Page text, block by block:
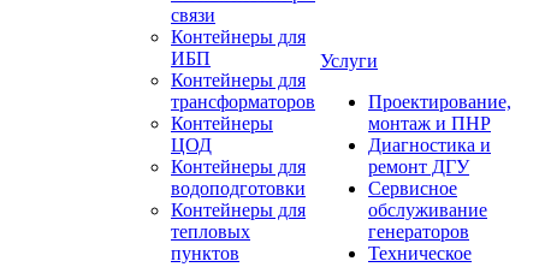
связи
Контейнеры для
ИБП
Контейнеры для
трансформаторов
Контейнеры
ЦОД
Контейнеры для
водоподготовки
Контейнеры для
тепловых
пунктов
Услуги
Проектирование,
монтаж и ПНР
Диагностика и
ремонт ДГУ
Сервисное
обслуживание
генераторов
Техническое